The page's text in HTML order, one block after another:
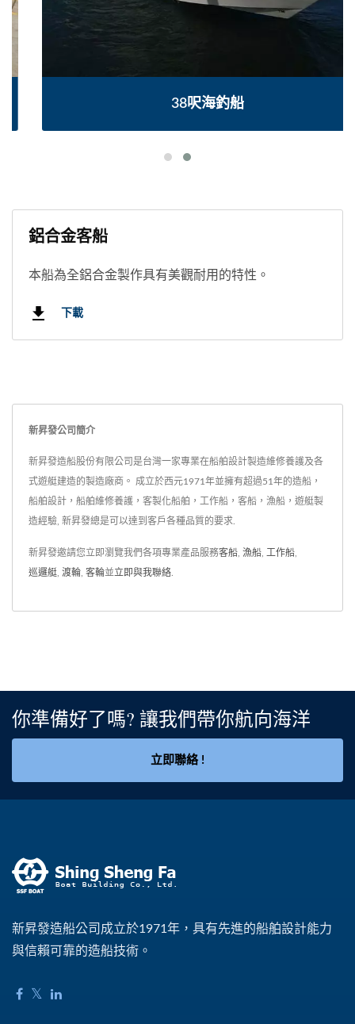
38呎海釣船
鋁合金客船
本船為全鋁合金製作具有美觀耐用的特性。
下載
新昇發公司簡介
新昇發造船股份有限公司是台灣一家專業在船舶設計製造維修養護及各
式遊艇建造的製造廠商。 成立於西元1971年並擁有超過51年的造船，
船舶設計，船舶維修養護，客製化船舶，工作船，客船，漁船，遊艇製
造經驗, 新昇發總是可以達到客戶各種品質的要求.
新昇發邀請您立即瀏覽我們各項專業產品服務客船, 漁船, 工作船,
巡邏艇, 渡輪, 客輪並立即與我聯絡.
你準備好了嗎? 讓我們帶你航向海洋
立即聯絡 !
新昇發造船公司成立於1971年，具有先進的船舶設計能力
與信賴可靠的造船技術。